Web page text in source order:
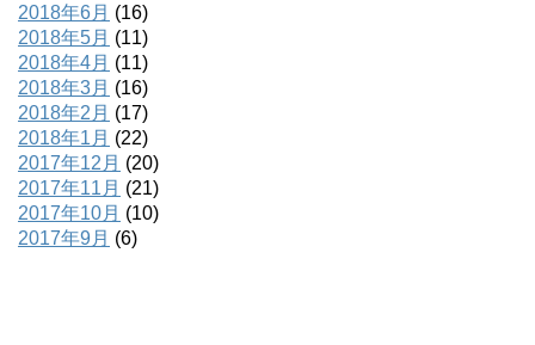
2018年6月 (16)
2018年5月 (11)
2018年4月 (11)
2018年3月 (16)
2018年2月 (17)
2018年1月 (22)
2017年12月 (20)
2017年11月 (21)
2017年10月 (10)
2017年9月 (6)